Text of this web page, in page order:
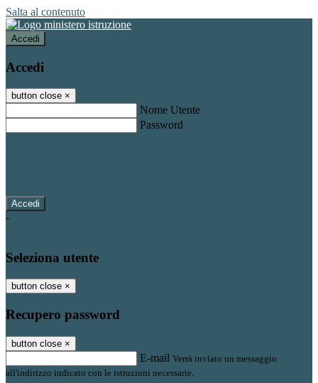
Salta al contenuto
Accedi
Accedi
button close ×
Nome Utente
Password
-
Seleziona utente
button close ×
Recupero password
button close ×
E-mail Verrà inviato un messaggio
all'indirizzo indicato con le istruzioni necessarie.